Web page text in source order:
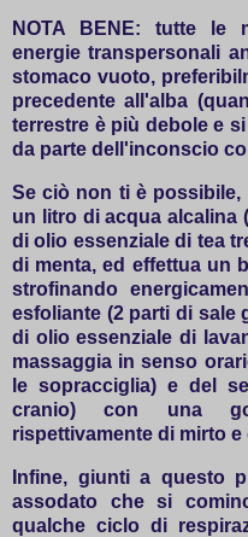
NOTA BENE: tutte le
energie transpersonali
stomaco vuoto,
precedente all'alba
terrestre è più debole e
da parte dell'inconscio
Se ciò non ti è
un litro di acqua alcalina
di olio essenziale di tea
di menta, ed effettua un
strofinando
esfoliante (2 parti di sale
di olio essenziale di
massaggia in senso
le sopracciglia) e del
cranio) con una
rispettivamente di mirto e
Infine, giunti a questo
assodato che si
qualche ciclo di